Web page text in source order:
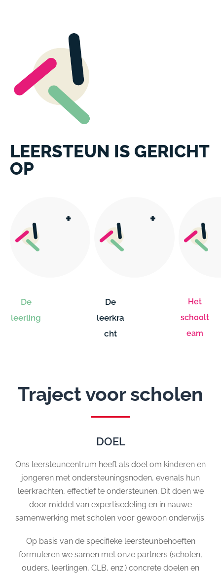
LEERSTEUN IS GERICHT
OP
De
leerling
De
leerkra
cht
Het
schoolt
eam
Traject voor scholen
DOEL
Ons leersteuncentrum heeft als doel om kinderen en
jongeren met ondersteuningsnoden, evenals hun
leerkrachten, effectief te ondersteunen. Dit doen we
door middel van expertisedeling en in nauwe
samenwerking met scholen voor gewoon onderwijs.
Op basis van de specifieke leersteunbehoeften
formuleren we samen met onze partners (scholen,
ouders, leerlingen, CLB, enz.) concrete doelen en